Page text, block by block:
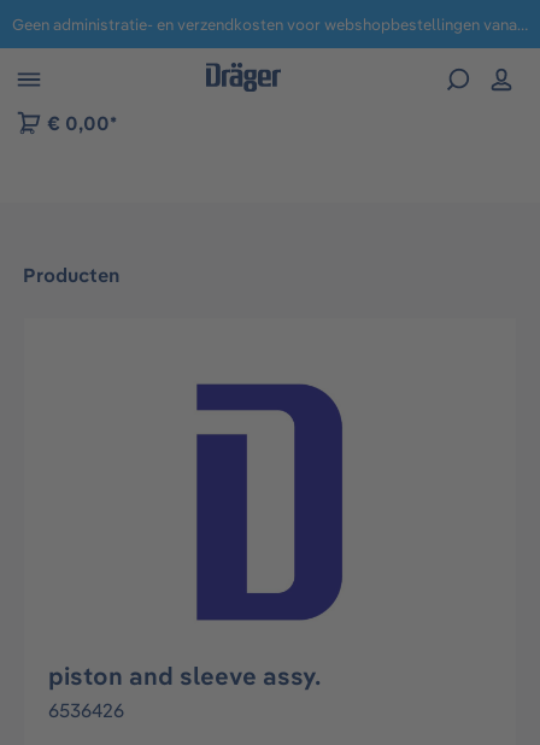
naar navigatie B2B-platform Geen administratie- en verzendkosten voor webshopbestellingen vanaf € 100,-.
€ 0,00*
Producten
Afbeeldingengalerij overslaan
piston and sleeve assy.
6536426